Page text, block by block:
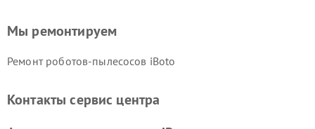
Мы ремонтируем
Ремонт роботов-пылесосов iBoto
Контакты сервис центра